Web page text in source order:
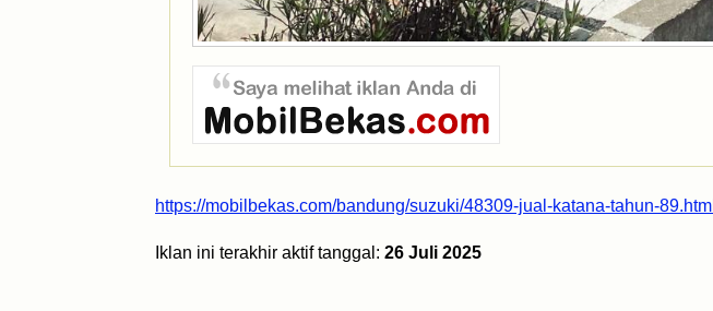
https://mobilbekas.com/bandung/suzuki/48309-jual-katana-tahun-89.html
Iklan ini terakhir aktif tanggal: 26 Juli 2025